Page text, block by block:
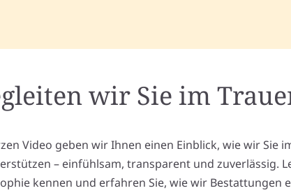
wir Sie im
Video geben wir Ihnen einen Einblick, wie wir Sie
– einfühlsam, transparent und zuverlässig.
kennen und erfahren Sie, wie wir Bestattungen